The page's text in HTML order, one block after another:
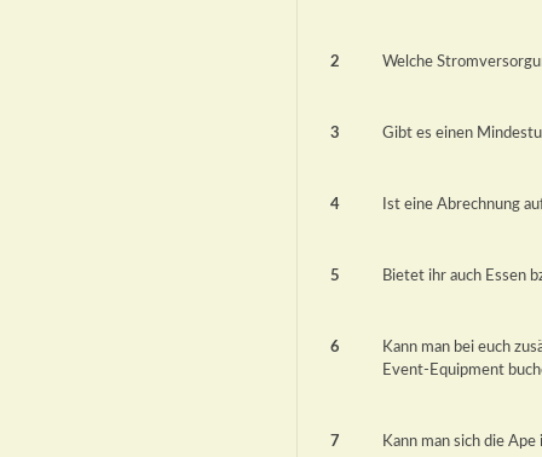
2 Welche
3 Gibt es einen
4 Ist eine Abrechnung
5 Bietet ihr auch Essen
6
Kann man bei euch
Event-Equipment
7 Kann man sich die